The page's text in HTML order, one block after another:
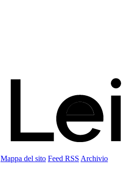
Mappa del sito Feed RSS Archivio